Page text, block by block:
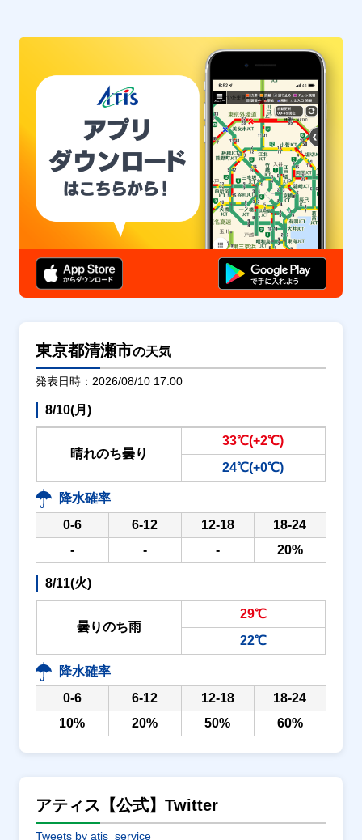
東京都清瀬市の天気
発表日時：2026/08/10 17:00
8/10(月)
晴れのち曇り
33℃(+2℃)
24℃(+0℃)
降水確率
0-6
6-12 12-18
18-24
-
- - 20%
8/11(火)
曇りのち雨
29℃
22℃
降水確率
0-6
6-12 12-18
18-24
10%
20% 50% 60%
アティス【公式】Twitter
Tweets by atis_service